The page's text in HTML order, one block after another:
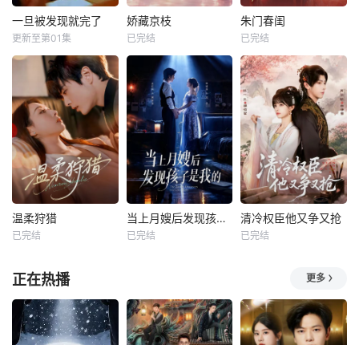
一旦被发现就完了
更新至第01集
娇藏京枝
已完结
朱门春闺
已完结
温柔狩猎
已完结
当上月嫂后发现孩子是我的
已完结
清冷权臣他又争又抢
已完结
正在热播 更多